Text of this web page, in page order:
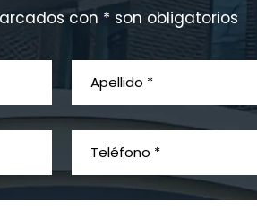
con * son obligatorios